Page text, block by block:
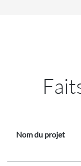
Nom du projet